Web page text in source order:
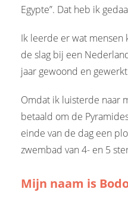
Egypte”. Dat heb ik
Ik leerde er wat mensen
de slag bij een
jaar gewoond en
Omdat ik luisterde naar
betaald om de
einde van de dag een
zwembad van 4- en 5
Mijn naam is